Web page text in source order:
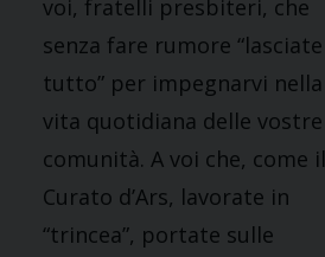
voi, fratelli presbiteri, che
senza fare rumore “lasciate
tutto” per impegnarvi nella
vita quotidiana delle vostre
comunità. A voi che, come il
Curato d’Ars, lavorate in
“trincea”, portate sulle